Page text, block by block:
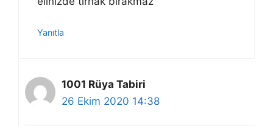
Yanıtla
1001 Rüya Tabiri
26 Ekim 2020 14:38